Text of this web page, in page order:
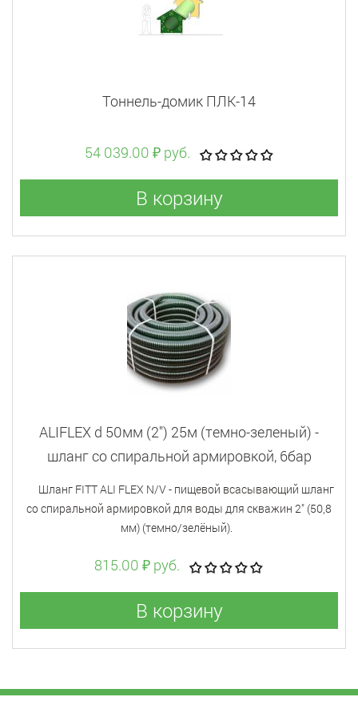
Тоннель-домик ПЛК-14
54 039.00 ₽ руб.
В корзину
ALIFLEX d 50мм (2") 25м (темно-зеленый) -
шланг со спиральной армировкой, 6бар
Шланг FITT ALI FLEX N/V - пищевой всасывающий шланг
со спиральной армировкой для воды для скважин 2" (50,8
мм) (темно/зелёный).
815.00 ₽ руб.
В корзину